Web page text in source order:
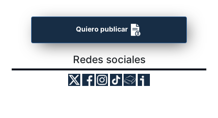
Quiero publicar
Redes sociales